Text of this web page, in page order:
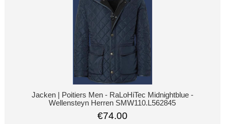
Jacken | Poitiers Men - RaLoHiTec Midnightblue -
Wellensteyn Herren SMW110.L562845
€74.00